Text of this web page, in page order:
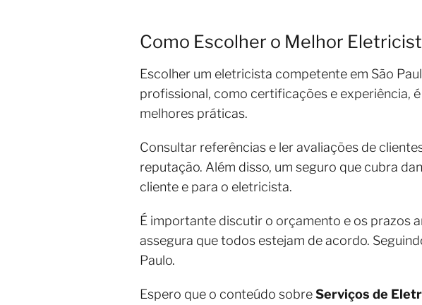
Como Escolher o Melhor
Escolher um eletricista competente em São
profissional, como certificações e experiência,
melhores práticas.
Consultar referências e ler avaliações de
reputação. Além disso, um seguro que cubra
cliente e para o eletricista.
É importante discutir o orçamento e os prazos
assegura que todos estejam de acordo.
Paulo.
Espero que o conteúdo sobreServiços de